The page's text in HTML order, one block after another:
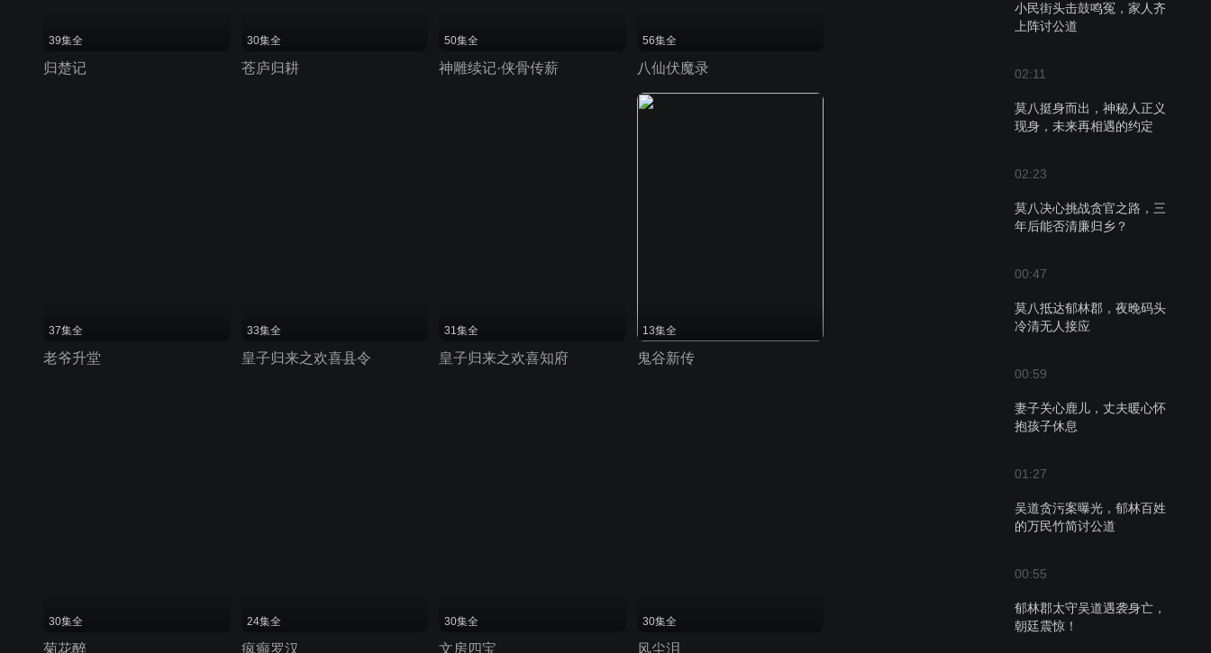
小民街头击鼓鸣冤，家人齐
上阵讨公道
02:11
莫八挺身而出，神秘人正义
现身，未来再相遇的约定
02:23
莫八决心挑战贪官之路，三
年后能否清廉归乡？
00:47
莫八抵达郁林郡，夜晚码头
冷清无人接应
00:59
妻子关心鹿儿，丈夫暖心怀
抱孩子休息
01:27
吴道贪污案曝光，郁林百姓
的万民竹简讨公道
00:55
郁林郡太守吴道遇袭身亡，
朝廷震惊！
39集全
归楚记
30集全
苍庐归耕
50集全
神雕续记·侠骨传薪
56集全
八仙伏魔录
37集全
老爷升堂
33集全
皇子归来之欢喜县令
31集全
皇子归来之欢喜知府
13集全
鬼谷新传
30集全
菊花醉
24集全
疯癫罗汉
30集全
文房四宝
30集全
风尘泪